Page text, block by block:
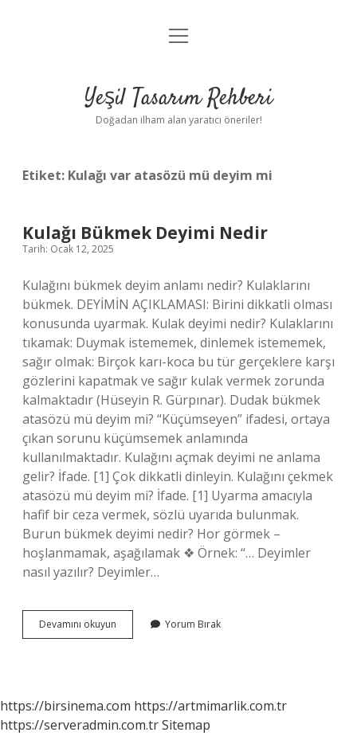
Anasayfa
Yasal Uyarı
menüyü
Yeşil Tasarım Rehberi
Doğadan ilham alan yaratıcı öneriler!
Etiket: Kulağı var atasözü mü deyim mi
Kulağı Bükmek Deyimi Nedir
Tarih: Ocak 12, 2025
Kulağını bükmek deyim anlamı nedir? Kulaklarını
bükmek. DEYİMİN AÇIKLAMASI: Birini dikkatli olması
konusunda uyarmak. Kulak deyimi nedir? Kulaklarını
tıkamak: Duymak istememek, dinlemek istememek,
sağır olmak: Birçok karı-koca bu tür gerçeklere karşı
gözlerini kapatmak ve sağır kulak vermek zorunda
kalmaktadır (Hüseyin R. Gürpınar). Dudak bükmek
atasözü mü deyim mi? “Küçümseyen” ifadesi, ortaya
çıkan sorunu küçümsemek anlamında
kullanılmaktadır. Kulağını açmak deyimi ne anlama
gelir? İfade. [1] Çok dikkatli dinleyin. Kulağını çekmek
atasözü mü deyim mi? İfade. [1] Uyarma amacıyla
hafif bir ceza vermek, sözlü uyarıda bulunmak.
Burun bükmek deyimi nedir? Hor görmek –
hoşlanmamak, aşağılamak ❖ Örnek: “… Deyimler
nasıl yazılır? Deyimler…
Devamını okuyun
Bükmek
Yorum Bırak
https://birsinema.com https://artmimarlik.com.tr
https://serveradmin.com.trSitemap